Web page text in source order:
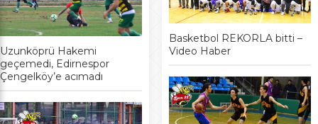
Uzunköprü Hakemi
geçemedi, Edirnespor
Çengelköy’e acımadı
Basketbol REKORLA bitti –
Video Haber